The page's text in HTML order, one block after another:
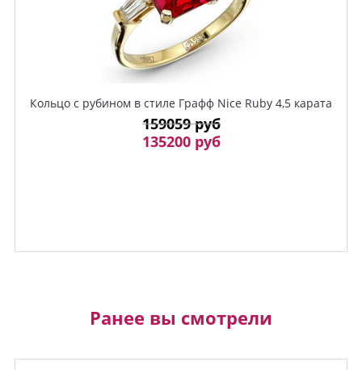
Кольцо с рубином в стиле Графф Nice Ruby 4,5 карата
159059 руб
135200 руб
Ранее вы смотрели